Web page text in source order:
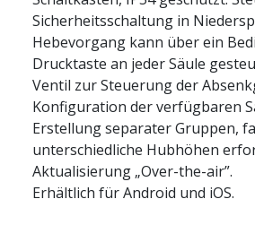
Sicherheitsschaltung in
Hebevorgang kann über ein
Drucktaste an jeder Säule
Ventil zur Steuerung der
Konfiguration der verfügbaren
Erstellung separater Gruppen,
unterschiedliche Hubhöhen
Aktualisierung „Over-the-air”.
Erhältlich für Android und iOS.